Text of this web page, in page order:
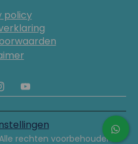
policy
rechten voorbehouden.